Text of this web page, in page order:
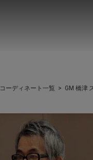
コーディネート一覧 GM 橋津